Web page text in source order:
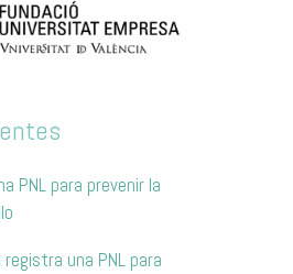
PNL para prevenir la
una PNL para